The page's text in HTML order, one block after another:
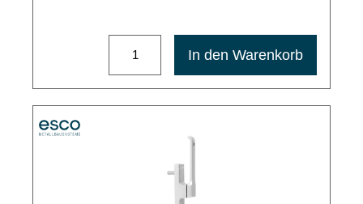
In den Warenkorb